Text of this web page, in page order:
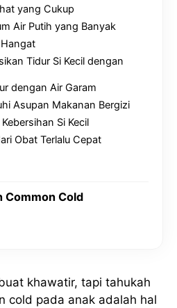
yang Cukup
Air Putih yang Banyak
Tidur Si Kecil dengan
dengan Air Garam
Asupan Makanan Bergizi
Si Kecil
Obat Terlalu Cepat
Common Cold
khawatir, tapi tahukah
cold pada anak adalah hal